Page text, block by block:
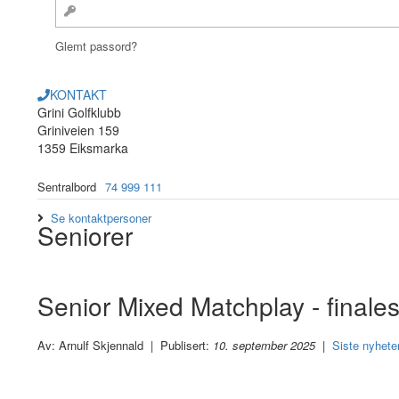
Glemt passord?
KONTAKT
Grini Golfklubb
Griniveien 159
1359 Eiksmarka
Sentralbord 74 999 111
Se kontaktpersoner
Seniorer
Senior Mixed Matchplay -
Av: Arnulf Skjennald | Publisert: 10. september 2025| Siste